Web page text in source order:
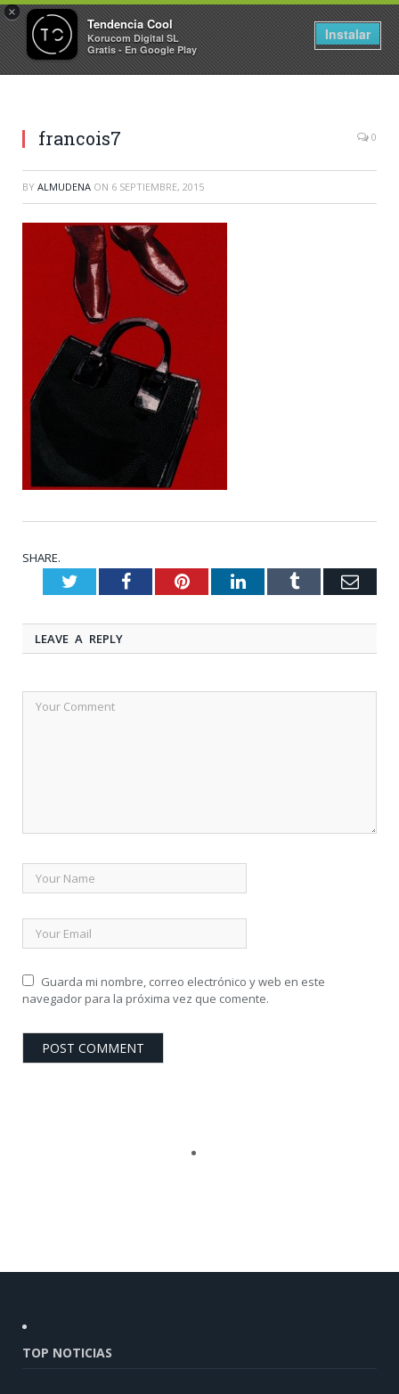
×
Tendencia Cool
Korucom Digital SL
Gratis - En Google Play
Instalar
francois7 0
BY ALMUDENA ON 6 SEPTIEMBRE, 2015
SHARE.
TwitterFacebookPinterestLinkedInTumblr
LEAVE A REPLY
Guarda mi nombre, correo electrónico y web en este
navegador para la próxima vez que comente.
TOP NOTICIAS